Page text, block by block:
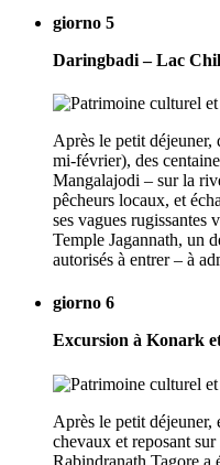
giorno 5
Daringbadi – Lac
Après le petit déjeuner,
mi-février), des
Mangalajodi – sur la
pêcheurs locaux, et
ses vagues
Temple Jagannath, un
autorisés à entrer – à
giorno 6
Excursion à Konark
Après le petit
chevaux et reposant
Rabindranath Tagore a